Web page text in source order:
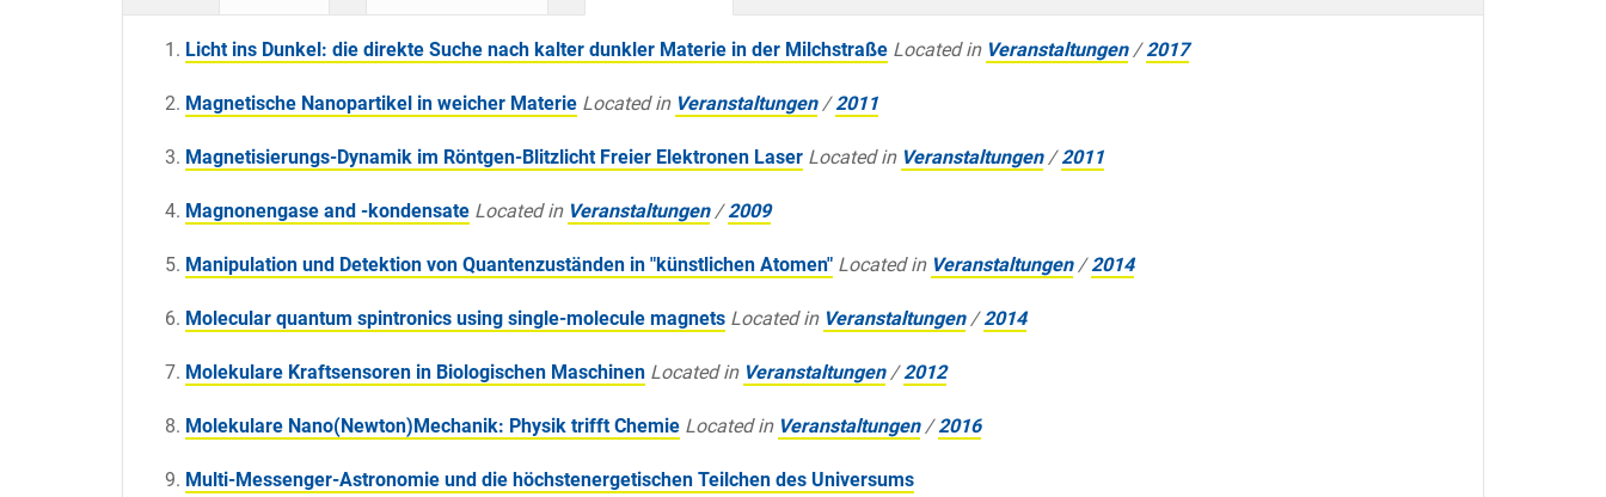
Licht ins Dunkel: die direkte Suche nach kalter dunkler Materie in der Milchstraße Located in Veranstaltungen /2017
Magnetische Nanopartikel in weicher Materie Located in Veranstaltungen /2011
Magnetisierungs-Dynamik im Röntgen-Blitzlicht Freier Elektronen Laser Located in Veranstaltungen /2011
Magnonengase and -kondensate Located in Veranstaltungen /2009
Manipulation und Detektion von Quantenzuständen in "künstlichen Atomen" Located in Veranstaltungen /2014
Molecular quantum spintronics using single-molecule magnets Located in Veranstaltungen /2014
Molekulare Kraftsensoren in Biologischen Maschinen Located in Veranstaltungen /2012
Molekulare Nano(Newton)Mechanik: Physik trifft Chemie Located in Veranstaltungen /2016
Multi-Messenger-Astronomie und die höchstenergetischen Teilchen des Universums